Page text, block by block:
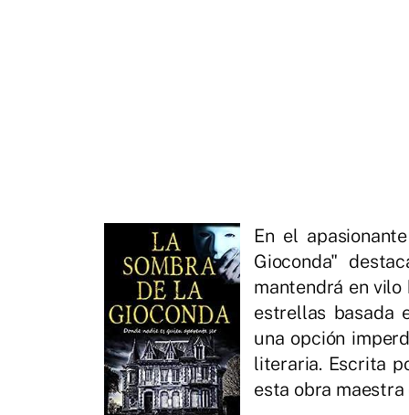
En el
Gioconda"
mantendrá en
estrellas basada
una opción
literaria. Escrita
esta obra